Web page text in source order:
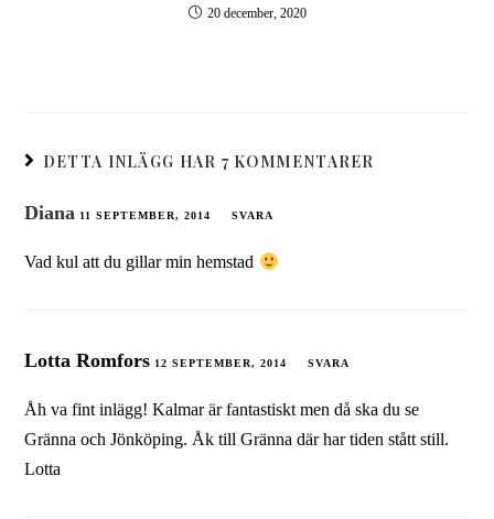
20 december, 2020
DETTA INLÄGG HAR 7 KOMMENTARER
Diana 11 SEPTEMBER, 2014 SVARA
Vad kul att du gillar min hemstad
Lotta Romfors 12 SEPTEMBER, 2014 SVARA
Åh va fint inlägg! Kalmar är fantastiskt men då ska du se
Gränna och Jönköping. Åk till Gränna där har tiden stått still.
Lotta